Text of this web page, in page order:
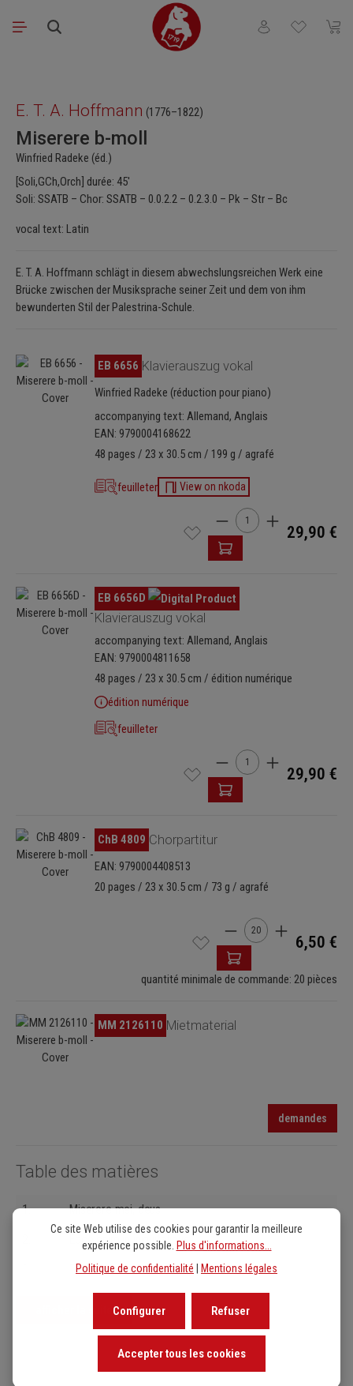
Passer au contenu principal
Vous avez 0Le
E. T. A. Hoffmann (1776–1822)
Miserere b-moll
Winfried Radeke (éd.)
[Soli,GCh,Orch] durée: 45'
Soli: SSATB – Chor: SSATB – 0.0.2.2 – 0.2.3.0 – Pk – Str – Bc
vocal text: Latin
E. T. A. Hoffmann schlägt in diesem abwechslungsreichen Werk eine
Brücke zwischen der Musiksprache seiner Zeit und dem von ihm
bewunderten Stil der Palestrina-Schule.
Ignorer la galerie d'images
EB 6656 Klavierauszug vokal
Winfried Radeke (réduction pour piano)
accompanying text: Allemand, Anglais
EAN: 9790004168622
48 pages / 23 x 30.5 cm / 199 g / agrafé
feuilleter View on nkoda
Quantité de produit :
29,90 €
Ignorer la galerie d'images
EB 6656D
Klavierauszug vokal
accompanying text: Allemand, Anglais
EAN: 9790004811658
48 pages / 23 x 30.5 cm / édition numérique
édition numérique
feuilleter
Quantité de produit :
29,90 €
Ignorer la galerie d'images
ChB 4809 Chorpartitur
EAN: 9790004408513
20 pages / 23 x 30.5 cm / 73 g / agrafé
Quantité de produit :
6,50 €
quantité minimale de commande: 20 pièces
Ignorer la galerie d'imagesMM 2126110 Mietmaterial
demandes
Table des matières
1.
Miserere mei, deus
Ecce enim in iniquitatibus
Ecce enim veritatem
Auditui meo dabis
Averte faciem tuam
Ce site Web utilise des cookies pour garantir la meilleure
expérience possible. Plus d'informations...
Politique de confidentialité
Mentions légales
Refuser
Configurer
Accepter tous les cookies